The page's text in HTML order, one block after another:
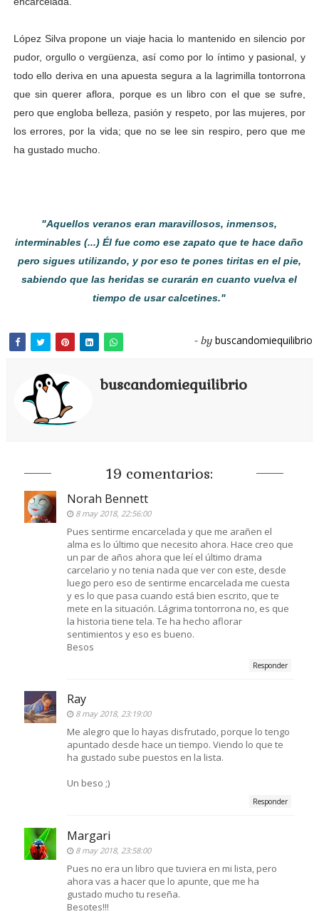
López Silva propone un viaje hacia lo mantenido en silencio por
pudor, orgullo o vergüenza, así como por lo íntimo y pasional, y
todo ello deriva en una apuesta segura a la lagrimilla tontorrona
que sin querer aflora, porque es un libro con el que se sufre,
pero que engloba belleza, pasión y respeto, por las mujeres, por
los errores, por la vida; que no se lee sin respiro, pero que me
ha gustado mucho.
"Aquellos veranos eran maravillosos, inmensos,
interminables (...) Él fue como ese zapato que te hace daño
pero sigues utilizando, y por eso te pones tiritas en el pie,
sabiendo que las heridas se curarán en cuanto vuelva el
tiempo de usar calcetines."
- by buscandomiequilibrio
buscandomiequilibrio
19 comentarios:
Norah Bennett
8 may 2018, 22:56:00
Pues sentirme encarcelada y que me arañen el
alma es lo último que necesito ahora. Hace creo que
un par de años ahora que leí el último drama
carcelario y no tenia nada que ver con este, desde
luego pero eso de sentirme encarcelada me cuesta
y es lo que pasa cuando está bien escrito, que te
mete en la situación. Lágrima tontorrona no, es que
la historia tiene tela. Te ha hecho aflorar
sentimientos y eso es bueno.
Besos
Responder
Ray
8 may 2018, 23:19:00
Me alegro que lo hayas disfrutado, porque lo tengo
apuntado desde hace un tiempo. Viendo lo que te
ha gustado sube puestos en la lista.
Un beso ;)
Responder
Margari
8 may 2018, 23:58:00
Pues no era un libro que tuviera en mi lista, pero
ahora vas a hacer que lo apunte, que me ha
gustado mucho tu reseña.
Besotes!!!